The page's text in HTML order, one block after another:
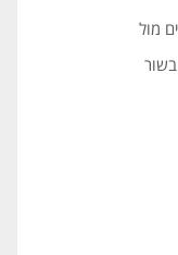
מול